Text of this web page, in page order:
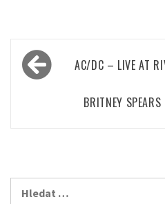
Navigace
pro
příspěvek
AC/DC – LIVE AT
BRITNEY SPEARS